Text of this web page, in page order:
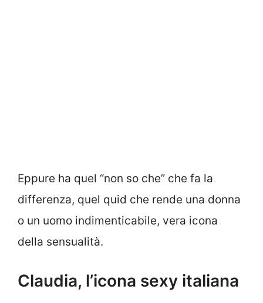
Eppure ha quel “non so che” che fa la
differenza, quel quid che rende una donna
o un uomo indimenticabile, vera icona
della sensualità.
Claudia, l’icona sexy italiana